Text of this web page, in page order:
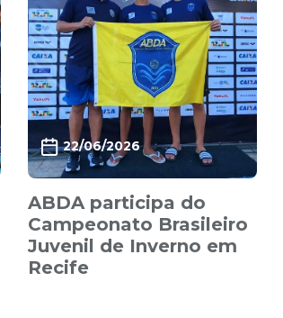
22/06/2026
ABDA participa do
Campeonato Brasileiro
Juvenil de Inverno em
Recife